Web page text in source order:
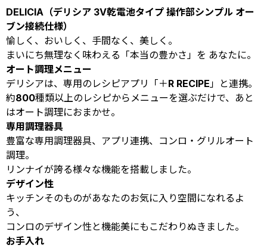
DELICIA（デリシア 3V乾電池タイプ 操作部シンプル オー
ブン接続仕様）
愉しく、おいしく、手間なく、美しく。
まいにち無理なく味わえる「本当の豊かさ」を あなたに。
オート調理メニュー
デリシアは、専用のレシピアプリ「＋R RECIPE」と連携。
約800種類以上のレシピからメニューを選ぶだけで、あと
はオート調理におまかせ。
専用調理器具
豊富な専用調理器具、アプリ連携、コンロ・グリルオート
調理。
リンナイが誇る様々な機能を搭載しました。
デザイン性
キッチンそのものがあなたのお気に入り空間になれるよ
う、
コンロのデザイン性と機能美にもこだわりぬきました。
お手入れ